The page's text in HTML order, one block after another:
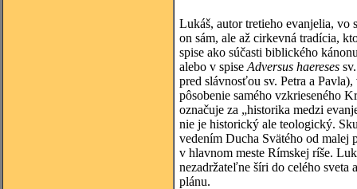
Lukáš, autor tretieho evanjelia, vo
on sám, ale až cirkevná tradícia,
spise ako súčasti biblického
alebo v spise Adversus haereses
pred slávnosťou sv. Petra a
pôsobenie samého vzkrieseného
označuje za „historika medzi
nie je historický ale teologický.
vedením Ducha Svätého od malej
v hlavnom meste Rímskej ríše.
nezadržateľne šíri do celého sveta
plánu.